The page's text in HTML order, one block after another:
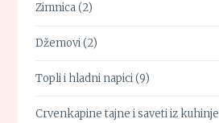
Zimnica(2)
Džemovi(2)
Topli i hladni napici(9)
Crvenkapine tajne i saveti iz kuhinje